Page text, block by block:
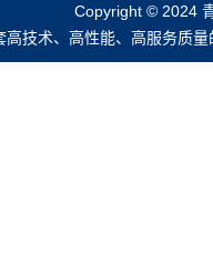
Copyright © 2024
技术、高性能、高服务质